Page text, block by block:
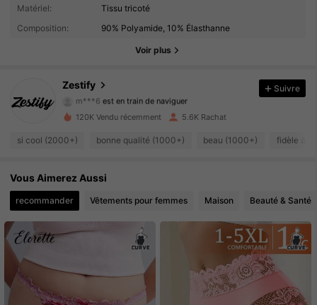
Matériel:
Tissu tricoté
Composition:
90% Polyamide, 10% Élasthanne
Voir plus
Zestify
3.1K Suiveurs
4.83
3.1K Suiveurs
4.83 3.1K Suiveurs
4.83
4.83 3.1K Suiveurs
3.1K Suiveurs
4.83 3.1K Suiveurs
Suivre
120K Vendu récemment 5.6K Rachat
si cool (2000+) bonne qualité (1000+) beau (1000+) fidèle à
Vous Aimerez Aussi
recommander Vêtements pour femmes Maison Beauté & Santé